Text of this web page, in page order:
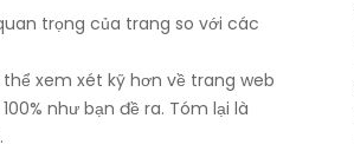
trọng của trang so với các
xem xét kỹ hơn về trang web
như bạn đề ra. Tóm lại là